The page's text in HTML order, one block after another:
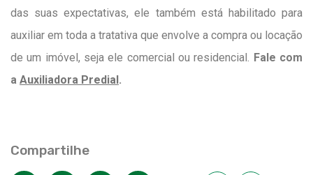
das suas expectativas, ele também está habilitado para
auxiliar em toda a tratativa que envolve a compra ou locação
de um imóvel, seja ele comercial ou residencial. Fale com
a Auxiliadora Predial .
Compartilhe